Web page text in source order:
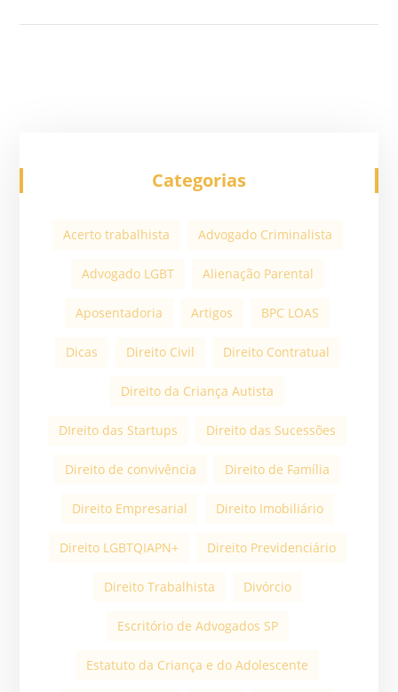
Categorias
Acerto trabalhista Advogado Criminalista
Advogado LGBT Alienação Parental
Aposentadoria Artigos BPC LOAS
Dicas Direito Civil Direito Contratual
Direito da Criança Autista
DIreito das Startups Direito das Sucessões
Direito de convivência Direito de Família
Direito Empresarial Direito Imobiliário
Direito LGBTQIAPN+ Direito Previdenciário
Direito Trabalhista Divórcio
Escritório de Advogados SP
Estatuto da Criança e do Adolescente